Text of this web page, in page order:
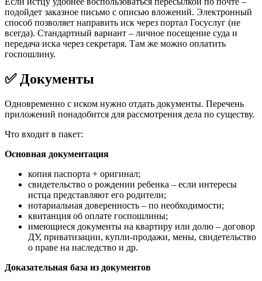
подойдет заказное письмо с описью вложений. Электронный
способ позволяет направить иск через портал Госуслуг (не
всегда). Стандартный вариант – личное посещение суда и
передача иска через секретаря. Там же можно оплатить
госпошлину.
✅ Документы
Одновременно с иском нужно отдать документы. Перечень
приложений понадобится для рассмотрения дела по существу.
Что входит в пакет:
Основная документация
копия паспорта + оригинал;
свидетельство о рождении ребенка – если интересы
истца представляют его родители;
нотариальная доверенность – по необходимости;
квитанция об оплате госпошлины;
имеющиеся документы на квартиру или долю – договор
ДУ, приватизации, купли-продажи, мены, свидетельство
о праве на наследство и др.
Доказательная база из документов